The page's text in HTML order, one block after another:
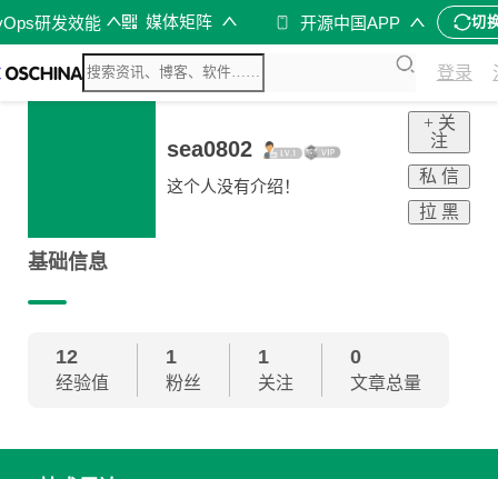
研发效能 媒体矩阵 开源中国APP 切
登录
sea0802
这个人没有介绍！
+ 关
注
私 信
拉 黑
基础信息
12
经验值
1
粉丝
1
关注
0
文章总量